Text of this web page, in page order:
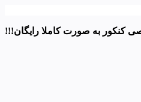
کنکور به صورت کاملا رایگان!!!